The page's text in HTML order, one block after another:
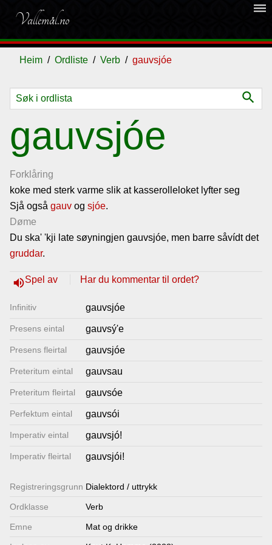
Vallemål.no
dehaze
Heim Ordliste Verb gauvsjóe
search
gauvsjóe
Forklåring
koke med sterk varme slik at kasserolleloket lyfter seg
Sjå også gauv og sjóe.
Døme
Du ska' 'kji late søyningjen gauvsjóe, men barre såvídt det
gruddar.
volume_upSpel av Har du kommentar til ordet?
Infinitiv gauvsjóe
Presens eintal gauvsý'e
Presens fleirtal gauvsjóe
Preteritum eintal gauvsau
Preteritum fleirtal gauvsóe
Perfektum eintal gauvsói
Imperativ eintal gauvsjó!
Imperativ fleirtal gauvsjói!
Registrerings­grunn Dialektord / uttrykk
Ordklasse Verb
Emne Mat og drikke
Ordliste
Om
vallemålet
Gjestebok
Nyhende
Lenkjer
Kontakt
oss